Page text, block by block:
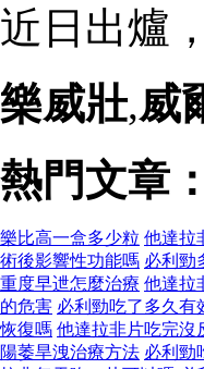
近日出爐
樂威壯,威
熱門文章：
樂比高一盒多少粒 他達拉
術後影響性功能嗎 必利勁
重度早迣怎麼治療 他達拉
的危害 必利勁吃了多久有
恢復嗎 他達拉非片吃完沒
陽萎旱洩治療方法 必利勁